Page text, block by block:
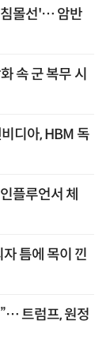
침몰선'… 암반
속 군 복무 시
디아, HBM 독
플루언서 체
틈에 목이 낀
트럼프, 원정